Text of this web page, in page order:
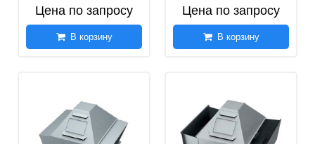
Цена по запросу
В корзину
Цена по запросу
В корзину